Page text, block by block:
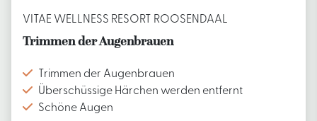
VITAE WELLNESS RESORT ROOSENDAAL
Trimmen der Augenbrauen
Trimmen der Augenbrauen
Überschüssige Härchen werden entfernt
Schöne Augen